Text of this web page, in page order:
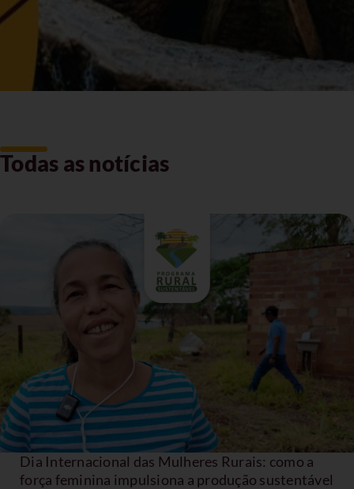
Todas as notícias
Dia Internacional das Mulheres Rurais: como a
força feminina impulsiona a produção sustentável